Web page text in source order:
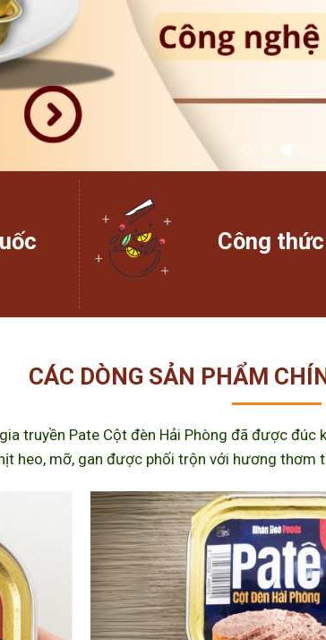
Công
CÁC DÒNG SẢN PHẨM
truyền Pate Cột đèn Hải Phòng đã được
heo, mỡ, gan được phối trộn với hương thơm